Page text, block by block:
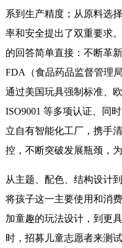
系到生产精度；从原料选
率和安全提出了双重要求
的回答简单直接：不断革
FDA（食品药品监督管理
通过美国玩具强制标准、
ISO9001 等多项认证、同
立自有智能化工厂，携手
控，不断突破发展瓶颈，
从主题、配色、结构设计
将孩子这一主要使用和消
加童趣的玩法设计，到更
时，招募儿童志愿者来测